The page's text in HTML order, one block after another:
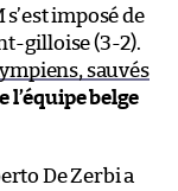
s’est imposé de
gilloise (3-2).
sauvés
l’équipe belge
De Zerbi a